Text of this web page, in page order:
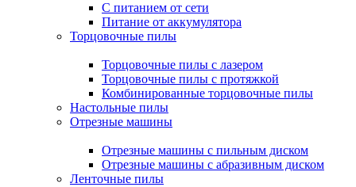
С питанием от сети
Питание от аккумулятора
Торцовочные пилы
Торцовочные пилы с лазером
Торцовочные пилы с протяжкой
Комбинированные торцовочные пилы
Настольные пилы
Отрезные машины
Отрезные машины с пильным диском
Отрезные машины с абразивным диском
Ленточные пилы